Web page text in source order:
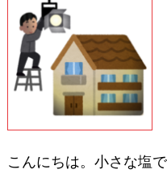
こんにちは。小さな塩で